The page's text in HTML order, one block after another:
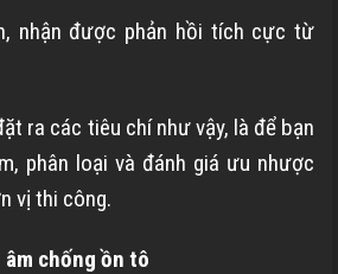
nhận được phản hồi tích cực từ
ra các tiêu chí như vậy, là để bạn
phân loại và đánh giá ưu nhược
vị thi công.
chống ồn tô